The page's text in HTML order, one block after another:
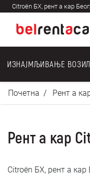
Citroën БX, рент а кар
ИЗНАЈМЉИВАЊЕ
Почетна Рент а
Рент а кар
Citroën БX, рент а